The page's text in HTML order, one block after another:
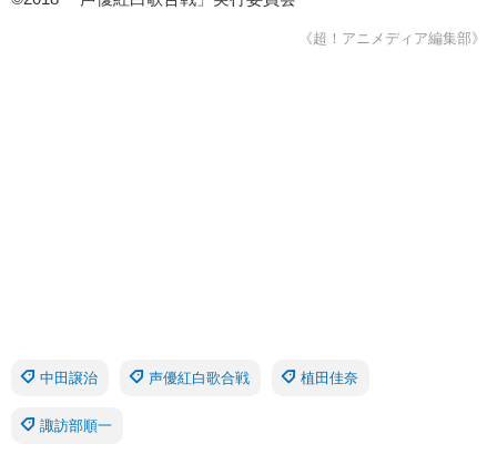
《超！アニメディア編集部》
中田譲治 声優紅白歌合戦 植田佳奈
諏訪部順一